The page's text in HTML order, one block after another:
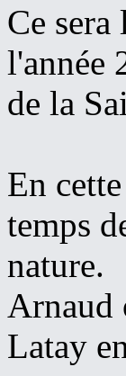
Ce
l'année
de la
En
temps
nature.
Arnaud
Latay